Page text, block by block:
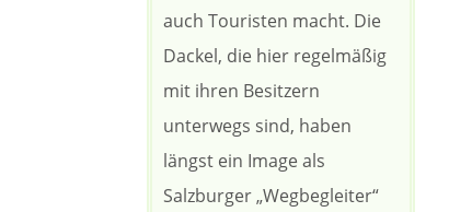
auch Touristen macht. Die
Dackel, die hier regelmäßig
mit ihren Besitzern
unterwegs sind, haben
längst ein Image als
Salzburger „Wegbegleiter“